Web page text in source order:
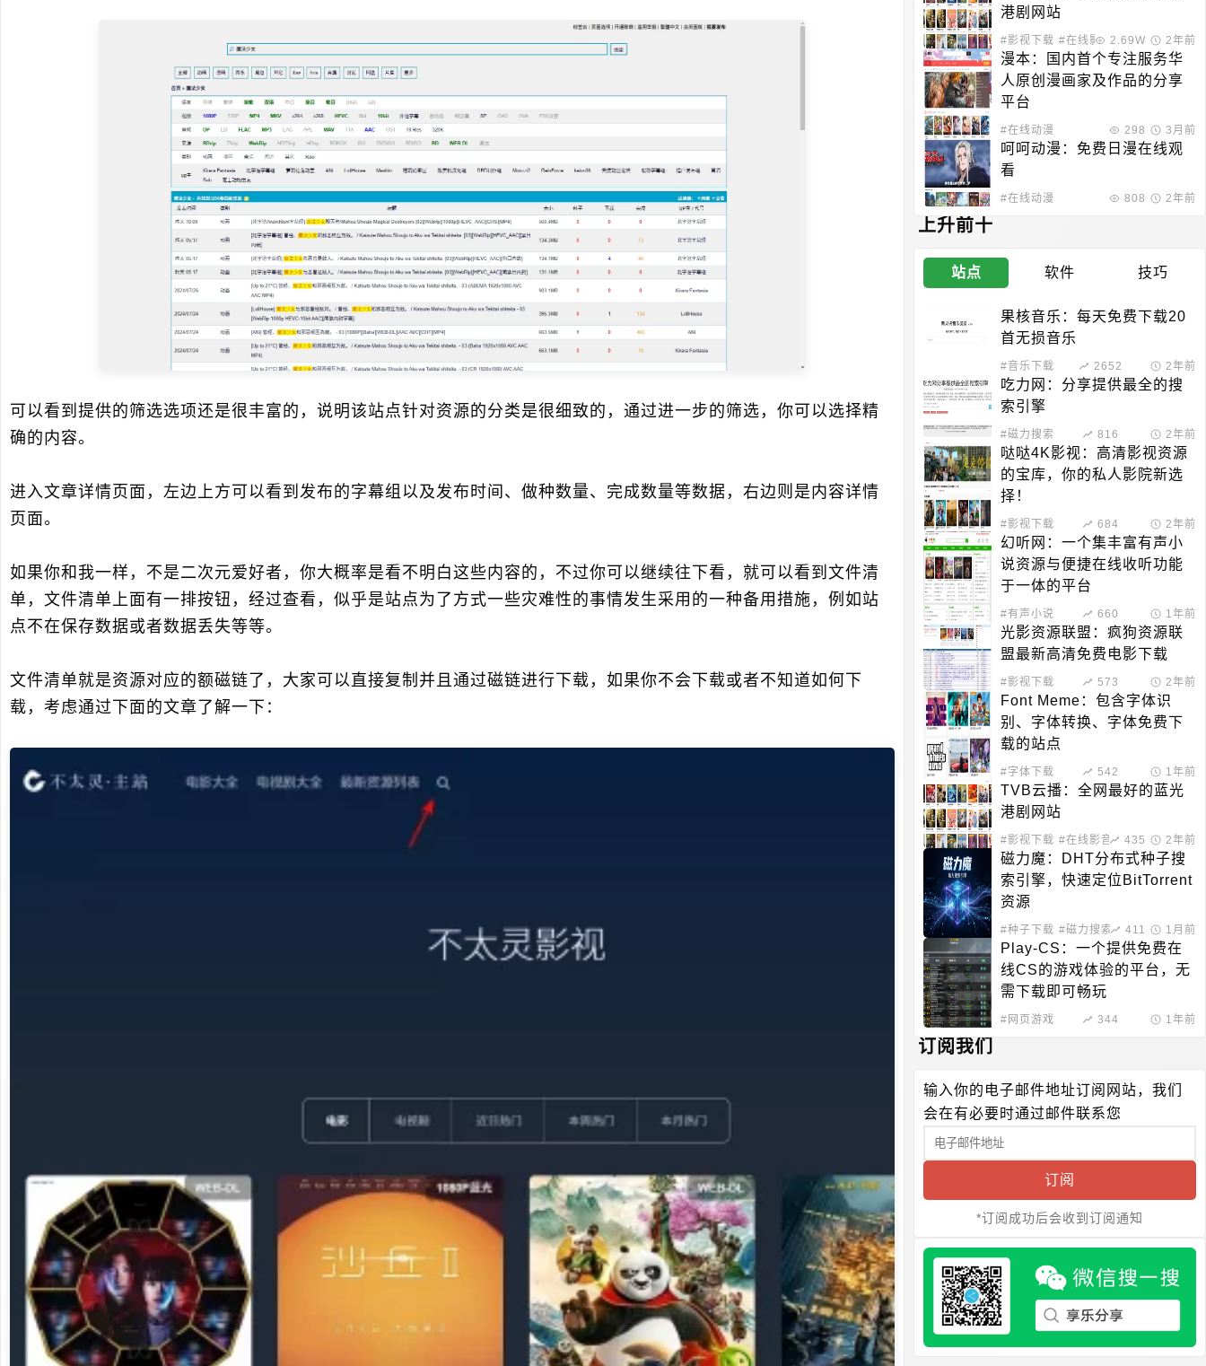
可以看到提供的筛选选项还是很丰富的，说明该站点针对资源的分类是很细致的，通过进一步的筛选，你可以选择精
确的内容。
进入文章详情页面，左边上方可以看到发布的字幕组以及发布时间、做种数量、完成数量等数据，右边则是内容详情
页面。
如果你和我一样，不是二次元爱好者，你大概率是看不明白这些内容的，不过你可以继续往下看，就可以看到文件清
单，文件清单上面有一排按钮，经过查看，似乎是站点为了方式一些灾难性的事情发生采用的一种备用措施，例如站
点不在保存数据或者数据丢失等等。
文件清单就是资源对应的额磁链了，大家可以直接复制并且通过磁链进行下载，如果你不会下载或者不知道如何下
载，考虑通过下面的文章了解一下：
港剧网站
#影视下载 #在线影音2.69W 2年前
漫本：国内首个专注服务华
人原创漫画家及作品的分享
平台
#在线动漫 298 3月前
呵呵动漫：免费日漫在线观
看
#在线动漫 808 2年前
上升前十
站点 软件 技巧
果核音乐：每天免费下载20
首无损音乐
#音乐下载 2652 2年前
吃力网：分享提供最全的搜
索引擎
#磁力搜索 816 2年前
哒哒4K影视：高清影视资源
的宝库，你的私人影院新选
择！
#影视下载 684 2年前
幻听网：一个集丰富有声小
说资源与便捷在线收听功能
于一体的平台
#有声小说 660 1年前
光影资源联盟：疯狗资源联
盟最新高清免费电影下载
#影视下载 573 2年前
Font Meme：包含字体识
别、字体转换、字体免费下
载的站点
#字体下载 542 1年前
TVB云播：全网最好的蓝光
港剧网站
#影视下载 #在线影音 435 2年前
磁力魔：DHT分布式种子搜
索引擎，快速定位BitTorrent
资源
#种子下载 #磁力搜索 411 1月前
Play-CS：一个提供免费在
线CS的游戏体验的平台，无
需下载即可畅玩
#网页游戏 344 1年前
订阅我们
输入你的电子邮件地址订阅网站，我们
会在有必要时通过邮件联系您
订阅
*订阅成功后会收到订阅通知